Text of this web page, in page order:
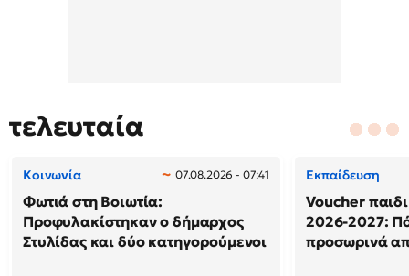
τελευταία
Κοινωνία 07.08.2026 - 07:41
Φωτιά στη Βοιωτία:
Προφυλακίστηκαν ο δήμαρχος
Στυλίδας και δύο κατηγορούμενοι
Εκπαίδευση
Voucher
2026-2027:
προσωρινά